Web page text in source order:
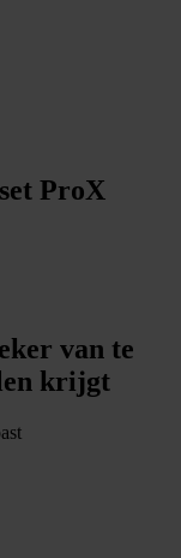
ProX
van te
krijgt